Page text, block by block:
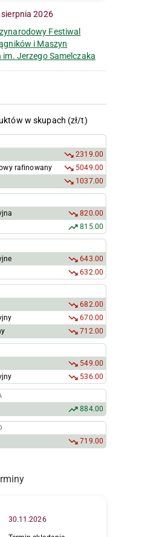
sierpnia 2026
Festiwal
i Maszyn
im. Jerzego Samelczaka
w skupach (zł/t)
2319.00
rafinowany
5049.00
1037.00
820.00
815.00
643.00
632.00
682.00
670.00
712.00
549.00
536.00
884.00
719.00
30.11.2026